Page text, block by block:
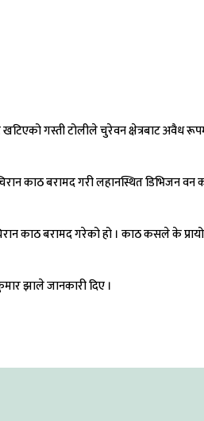
गस्ती टोलीले चुरेवन क्षेत्रबाट अवैध
काठ बरामद गरी लहानस्थित डिभिजन
काठ बरामद गरेको हो । काठ कसले के
झाले जानकारी दिए ।